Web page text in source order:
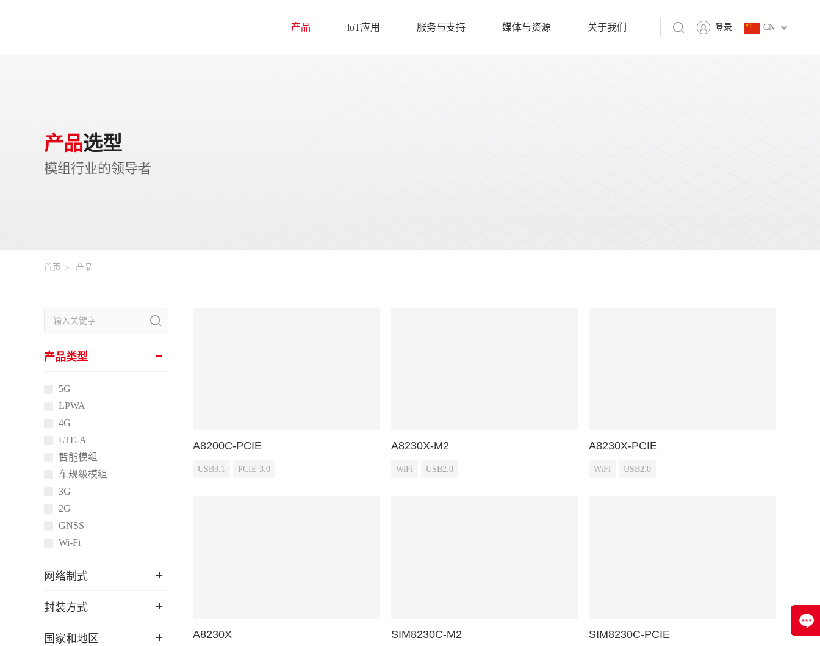
CN
登录
产品 loT应用 服务与支持 媒体与资源 关于我们
产品选型
模组行业的领导者
首页 产品
产品类型
5G
LPWA
4G
LTE-A
智能模组
车规级模组
3G
2G
GNSS
Wi-Fi
网络制式
封装方式
国家和地区
A8200C-PCIE
USB3.1 PCIE 3.0
A8230X-M2
WiFi USB2.0
A8230X-PCIE
WiFi USB2.0
A8230X SIM8230C-M2 SIM8230C-PCIE